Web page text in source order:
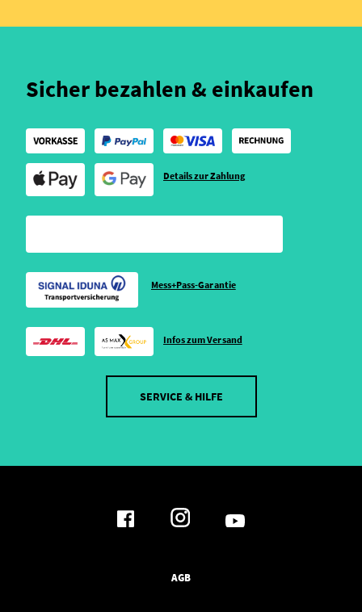
Sicher bezahlen & einkaufen
Details zur Zahlung
Mess+Pass-Garantie
Infos zum Versand
SERVICE & HILFE
AGB